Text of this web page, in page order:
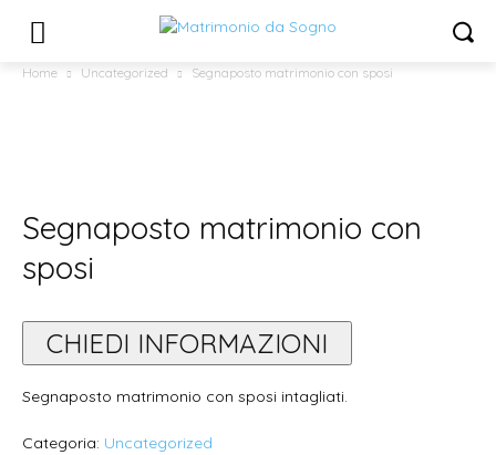
Home Uncategorized Segnaposto matrimonio con sposi
Segnaposto matrimonio con
sposi
CHIEDI INFORMAZIONI
Segnaposto matrimonio con sposi intagliati.
Categoria: Uncategorized